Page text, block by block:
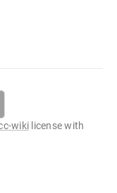
wiki license with